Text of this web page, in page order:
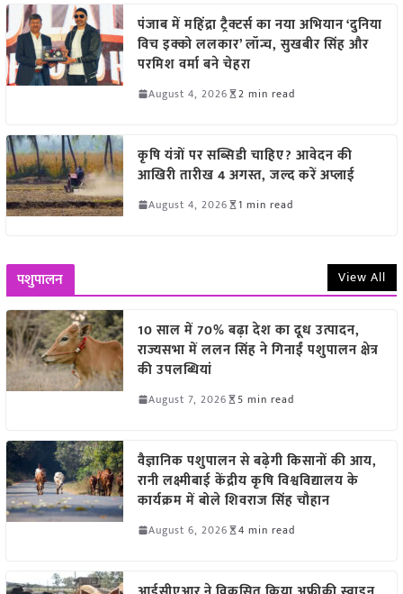
पंजाब में महिंद्रा ट्रैक्टर्स का नया अभियान ‘दुनिया
विच इक्को ललकार’ लॉन्च, सुखबीर सिंह और
परमिश वर्मा बने चेहरा
August 4, 2026 2 min read
कृषि यंत्रों पर सब्सिडी चाहिए? आवेदन की
आखिरी तारीख 4 अगस्त, जल्द करें अप्लाई
August 4, 2026 1 min read
पशुपालन View All
10 साल में 70% बढ़ा देश का दूध उत्पादन,
राज्यसभा में ललन सिंह ने गिनाईं पशुपालन क्षेत्र
की उपलब्धियां
August 7, 2026 5 min read
वैज्ञानिक पशुपालन से बढ़ेगी किसानों की आय,
रानी लक्ष्मीबाई केंद्रीय कृषि विश्वविद्यालय के
कार्यक्रम में बोले शिवराज सिंह चौहान
August 6, 2026 4 min read